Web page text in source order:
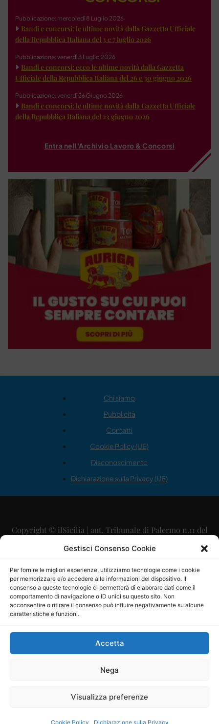
Gestisci Consenso Cookie
Per fornire le migliori esperienze, utilizziamo tecnologie come i cookie
per memorizzare e/o accedere alle informazioni del dispositivo. Il
consenso a queste tecnologie ci permetterà di elaborare dati come il
comportamento di navigazione o ID unici su questo sito. Non
acconsentire o ritirare il consenso può influire negativamente su alcune
caratteristiche e funzioni.
Accetta
Nega
Visualizza preferenze
Cookie Policy Dichiarazione sulla Privacy
Pubblicazione: mercoledì 8 Luglio 2026
Bandi e concorsi: le ultime novità dalla Gazzetta Ufficiale
della Repubblica Italiana del 3 e 7 luglio 2026
Pubblicazione: venerdì 3 Luglio 2026
Bandi e concorsi: ecco le ultime novità dalla Gazzetta
Ufficiale della Repubblica Italiana del 26 e 30 giugno 2026
Pubblicazione: venerdì 26 Giugno 2026
Bandi e concorsi: le ultime novità dalla Gazzetta Ufficiale
della Repubblica Italiana del 23 giugno 2026
Entra nell'Archivio Lavoro & Concorsi
Chi siamo
Pubblicità
Contatti
Cookie Policy (UE)
Disconoscimento
Dichiarazione sulla Privacy (UE)
Copyright © ilSicilia | aut. Tribunale di Palermo n.11 del
29/09/2015
Direttore Editoriale: Maurizio Scaglione
Direttore Responsabile: Maria Calabrese
P.IVA: 06334930820
Mercurio Comunicazione Società Cooperativa a r.l. è
iscritta al Registro degli Operatori di Comunicazione al
Sito gestito daLa Digitale srl–info@ladigitale.it